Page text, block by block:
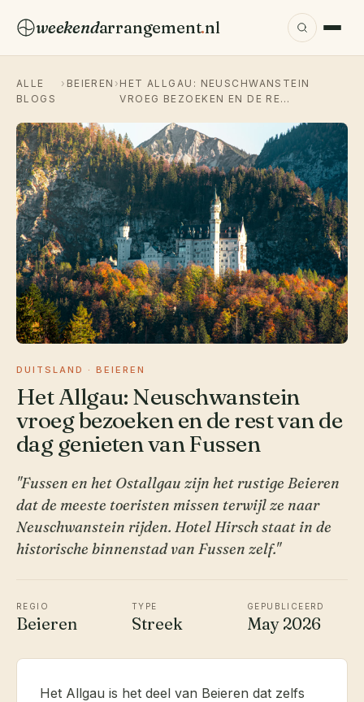
weekendarrangement.nl
ALLE
BLOGS
› BEIEREN › HET ALLGAU: NEUSCHWANSTEIN
VROEG BEZOEKEN EN DE RE…
DUITSLAND · BEIEREN
Het Allgau: Neuschwanstein
vroeg bezoeken en de rest van de
dag genieten van Fussen
"Fussen en het Ostallgau zijn het rustige Beieren
dat de meeste toeristen missen terwijl ze naar
Neuschwanstein rijden. Hotel Hirsch staat in de
historische binnenstad van Fussen zelf."
REGIO
Beieren
TYPE
Streek
GEPUBLICEERD
May 2026
Het Allgau is het deel van Beieren dat zelfs